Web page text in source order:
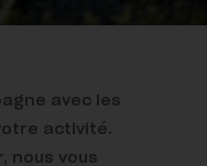
avec les
activité.
nous vous